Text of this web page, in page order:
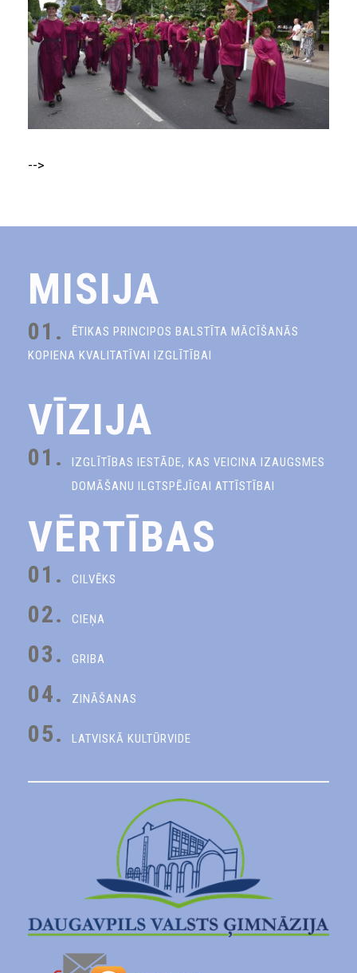
-->
MISIJA
01.
ĒTIKAS PRINCIPOS BALSTĪTA MĀCĪŠANĀS
KOPIENA KVALITATĪVAI IZGLĪTĪBAI
VĪZIJA
01.
IZGLĪTĪBAS IESTĀDE, KAS VEICINA IZAUGSMES
DOMĀŠANU ILGTSPĒJĪGAI ATTĪSTĪBAI
VĒRTĪBAS
01. CILVĒKS
02. CIEŅA
03. GRIBA
04. ZINĀŠANAS
05. LATVISKĀ KULTŪRVIDE